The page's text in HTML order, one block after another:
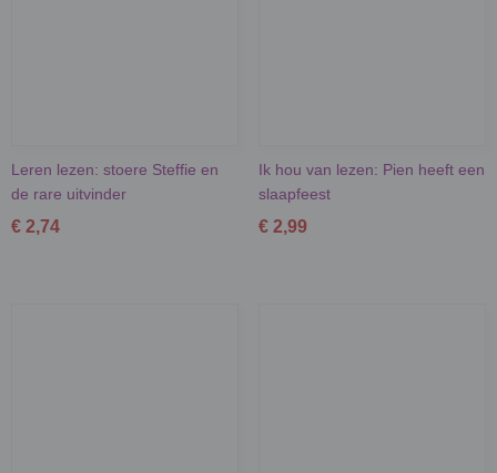
Leren lezen: stoere Steffie en
de rare uitvinder
€ 2,74
Ik hou van lezen: Pien heeft een
slaapfeest
€ 2,99